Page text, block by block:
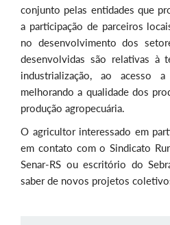
conjunto pelas entidades que
a participação de parceiros
no desenvolvimento dos
desenvolvidas são relativas à
industrialização, ao acesso
melhorando a qualidade dos
produção agropecuária.
O agricultor interessado em
em contato com o Sindicato
Senar-RS ou escritório do
saber de novos projetos